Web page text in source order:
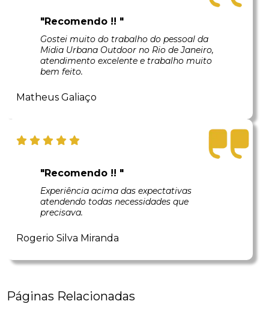
"Recomendo !! "
Gostei muito do trabalho do pessoal da
Midia Urbana Outdoor no Rio de Janeiro,
atendimento excelente e trabalho muito
bem feito.
Matheus Galiaço
"Recomendo !! "
Experiência acima das expectativas
atendendo todas necessidades que
precisava.
Rogerio Silva Miranda
Páginas Relacionadas